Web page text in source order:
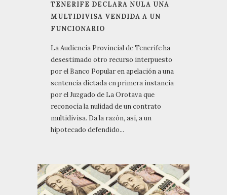
TENERIFE DECLARA NULA UNA
MULTIDIVISA VENDIDA A UN
FUNCIONARIO
La Audiencia Provincial de Tenerife ha
desestimado otro recurso interpuesto
por el Banco Popular en apelación a una
sentencia dictada en primera instancia
por el Juzgado de La Orotava que
reconocía la nulidad de un contrato
multidivisa. Da la razón, así, a un
hipotecado defendido...